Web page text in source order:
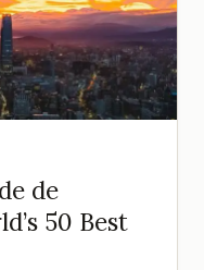
de
50 Best